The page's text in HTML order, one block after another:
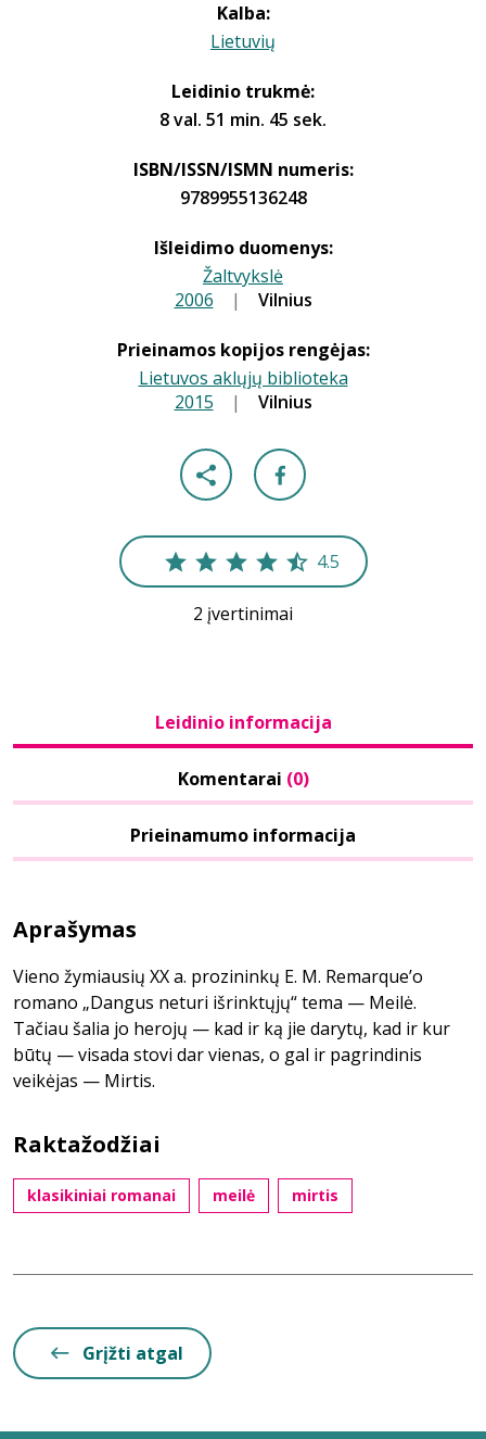
Kalba:
Lietuvių
Leidinio trukmė:
8 val. 51 min. 45 sek.
ISBN/ISSN/ISMN numeris:
9789955136248
Išleidimo duomenys:
Žaltvykslė
2006 | Vilnius
Prieinamos kopijos rengėjas:
Lietuvos aklųjų biblioteka
2015 | Vilnius
4.5
2 įvertinimai
Leidinio informacija
Komentarai (0)
Prieinamumo informacija
Aprašymas
Vieno žymiausių XX a. prozininkų E. M. Remarque’o
romano „Dangus neturi išrinktųjų“ tema — Meilė.
Tačiau šalia jo herojų — kad ir ką jie darytų, kad ir kur
būtų — visada stovi dar vienas, o gal ir pagrindinis
veikėjas — Mirtis.
Raktažodžiai
klasikiniai romanai meilė mirtis
Grįžti atgal